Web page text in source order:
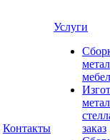
Контакты
Услуги
заказ